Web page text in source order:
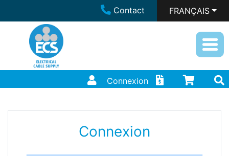
Contact FRANÇAIS
Connexion
Connexion